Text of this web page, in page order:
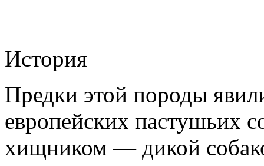
История
Предки этой породы
европейских пастушьих
хищником — дикой